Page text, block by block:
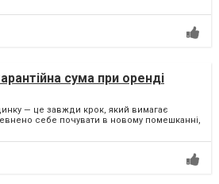
сума при оренді
— це завжди крок, який вимагає
себе почувати в новому помешканні,